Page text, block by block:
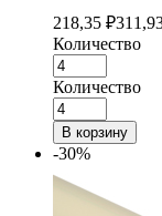
218,35 ₽
Количество
Количество
В корзину
-30%